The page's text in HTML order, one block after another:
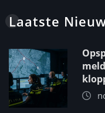
Laatste